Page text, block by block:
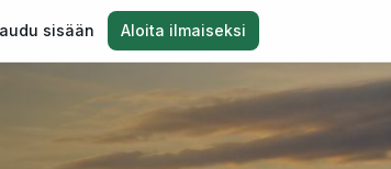
sisään Aloita ilmaiseksi